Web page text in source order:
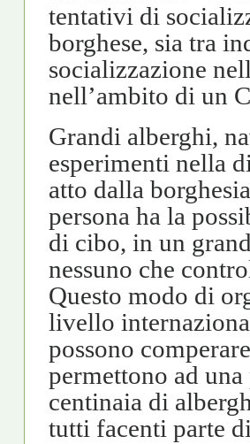
tentativi di
borghese, sia tra
socializzazione
nell’ambito di un
Grandi alberghi,
esperimenti nella
atto dalla
persona ha la
di cibo, in un
nessuno che
Questo modo di
livello
possono
permettono ad
centinaia di
tutti facenti parte